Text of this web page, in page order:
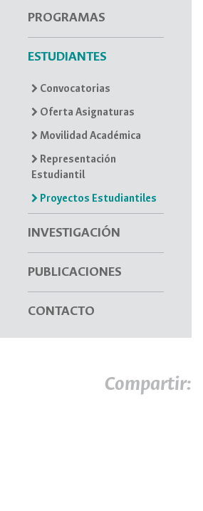
PROGRAMAS
ESTUDIANTES
Convocatorias
Oferta Asignaturas
Movilidad Académica
Representación
Estudiantil
Proyectos Estudiantiles
INVESTIGACIÓN
PUBLICACIONES
CONTACTO
Compartir: